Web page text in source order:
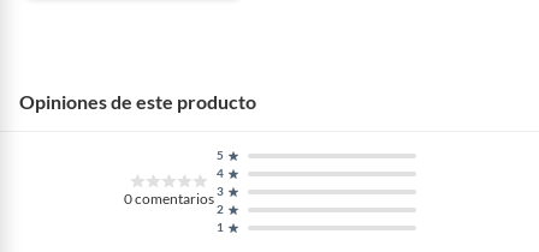
Opiniones de este producto
0comentarios
1
2
3
4
5